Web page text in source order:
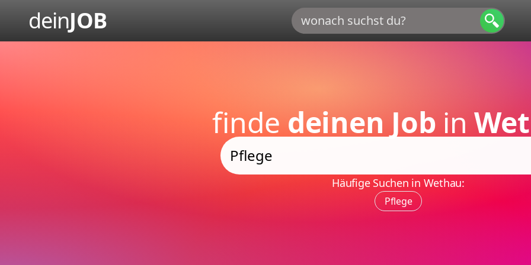
deinJOB
findedeinen Job in
Häufige Suchen in Wethau:
Pflege